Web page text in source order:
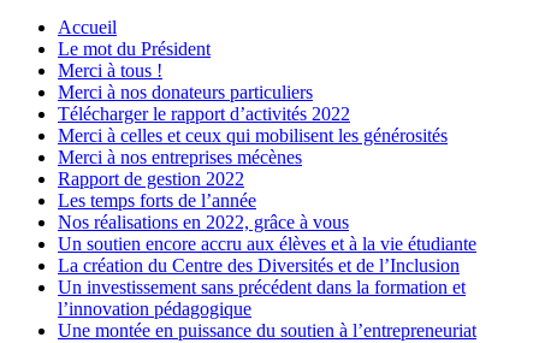
Accueil
Le mot du Président
Merci à tous !
Merci à nos donateurs particuliers
Télécharger le rapport d’activités 2022
Merci à celles et ceux qui mobilisent les générosités
Merci à nos entreprises mécènes
Rapport de gestion 2022
Les temps forts de l’année
Nos réalisations en 2022, grâce à vous
Un soutien encore accru aux élèves et à la vie étudiante
La création du Centre des Diversités et de l’Inclusion
Un investissement sans précédent dans la formation et
l’innovation pédagogique
Une montée en puissance du soutien à l’entrepreneuriat